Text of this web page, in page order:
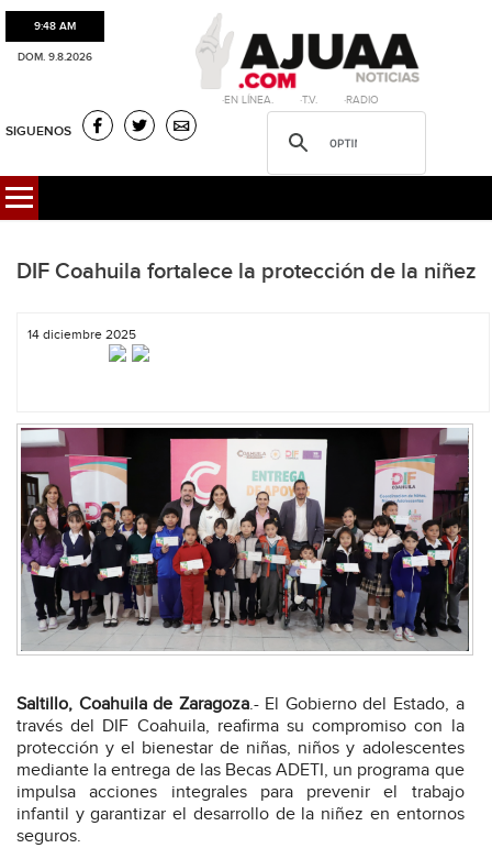
9:48 AM
DOM. 9.8.2026
·EN LÍNEA. ·T.V. ·RADIO
SIGUENOS
DIF Coahuila fortalece la protección de la niñez
14 diciembre 2025
Saltillo, Coahuila de Zaragoza.- El Gobierno del Estado, a
través del DIF Coahuila, reafirma su compromiso con la
protección y el bienestar de niñas, niños y adolescentes
mediante la entrega de las Becas ADETI, un programa que
impulsa acciones integrales para prevenir el trabajo
infantil y garantizar el desarrollo de la niñez en entornos
seguros.